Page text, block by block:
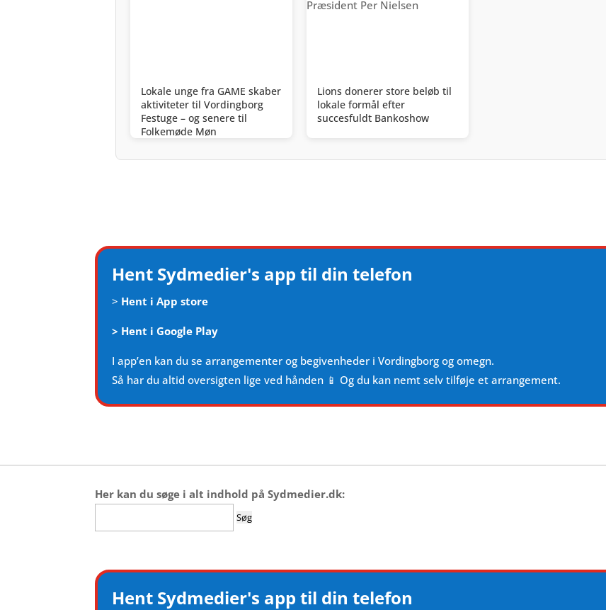
Lokale unge fra GAME skaber
aktiviteter til Vordingborg
Festuge – og senere til
Folkemøde Møn
Lions donerer store beløb til
lokale formål efter
succesfuldt Bankoshow
Hent Sydmedier's app til din telefon
> Hent i App store
> Hent i Google Play
I app’en kan du se arrangementer og begivenheder i Vordingborg og omegn.
Så har du altid oversigten lige ved hånden 📱 Og du kan nemt selv tilføje et arrangement.
Her kan du søge i alt indhold på Sydmedier.dk:
efter:
Hent Sydmedier's app til din telefon